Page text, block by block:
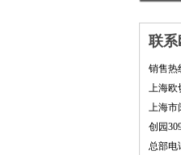
联系
销售热
上海欧
上海市
创园
总部电